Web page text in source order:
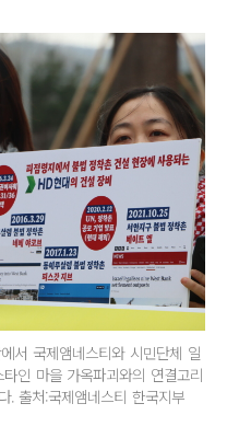
서 국제앰네스티와 시민단체 일
인 마을 가옥파괴와의 연결고리
. 출처:국제앰네스티 한국지부